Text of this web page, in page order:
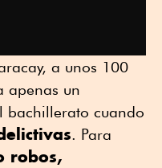
a unos 100
apenas un
bachillerato cuando
. Para
robos,